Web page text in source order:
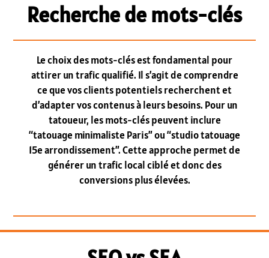
Recherche de mots-clés
Le choix des mots-clés est fondamental pour
attirer un trafic qualifié. Il s’agit de comprendre
ce que vos clients potentiels recherchent et
d’adapter vos contenus à leurs besoins. Pour un
tatoueur, les mots-clés peuvent inclure
“tatouage minimaliste Paris” ou “studio tatouage
15e arrondissement”. Cette approche permet de
générer un trafic local ciblé et donc des
conversions plus élevées.